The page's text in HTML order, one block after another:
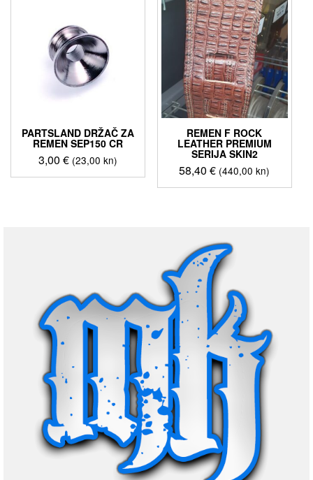
PARTSLAND DRŽAČ ZA
REMEN SEP150 CR
3,00€ (23,00 kn)
REMEN F ROCK
LEATHER PREMIUM
SERIJA SKIN2
58,40€ (440,00 kn)